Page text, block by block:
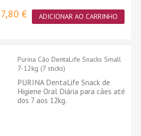
7,80 € ADICIONAR AO CARRINHO
Purina Cão DentaLife Snacks Small
7-12kg (7 sticks)
PURINA DentaLife Snack de
Higiene Oral Diária para cães até
dos 7 aos 12kg.